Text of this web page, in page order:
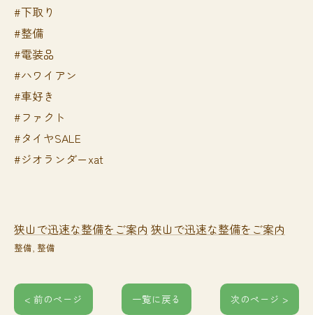
#下取り
#整備
#電装品
#ハワイアン
#車好き
#ファクト
#タイヤSALE
#ジオランダーxat
狭山で迅速な整備をご案内 狭山で迅速な整備をご案内
整備 整備
< 前のページ 一覧に戻る 次のページ >